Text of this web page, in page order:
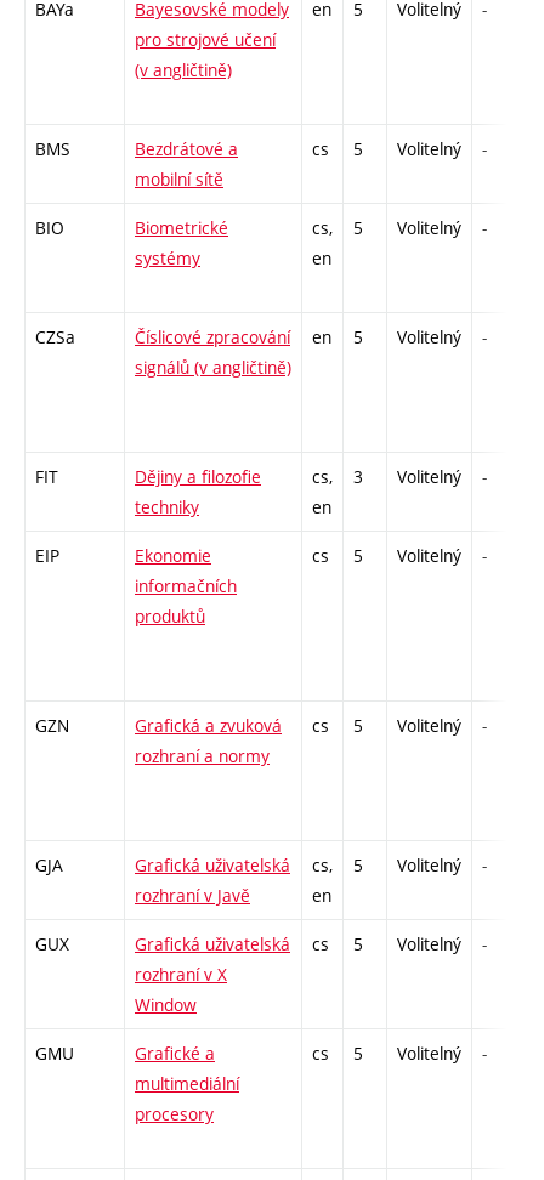
BAYa
Bayesovské modely
pro strojové učení
(v angličtině)
en 5 Volitelný -
BMS
Bezdrátové a
mobilní sítě
cs 5 Volitelný -
BIO
Biometrické
systémy
cs,
en
5 Volitelný -
CZSa
Číslicové zpracování
signálů (v angličtině)
en 5 Volitelný -
FIT
Dějiny a filozofie
techniky
cs,
en
3 Volitelný -
EIP
Ekonomie
informačních
produktů
cs 5 Volitelný -
GZN
Grafická a zvuková
rozhraní a normy
cs 5 Volitelný -
GJA
Grafická uživatelská
rozhraní v Javě
cs,
en
5 Volitelný -
GUX
Grafická uživatelská
rozhraní v X
Window
cs 5 Volitelný -
GMU
Grafické a
multimediální
procesory
cs 5 Volitelný -